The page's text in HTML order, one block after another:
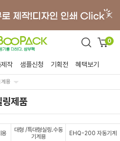
0
작 샘플신청 기획전 혜택보기
용
링제품
용
대형 /특대형실링.수동
기계용
EHQ-200 자동기계